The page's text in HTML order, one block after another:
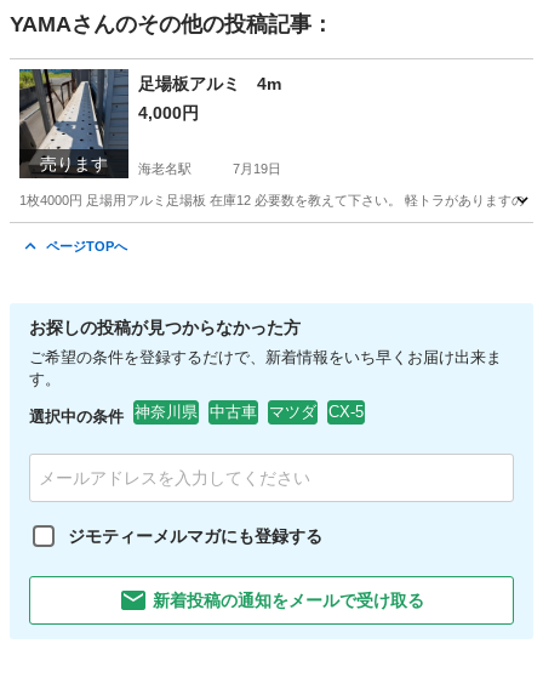
YAMAさんのその他の投稿記事：
売ります
足場板アルミ 4m
4,000円
海老名駅 7月19日
1枚4000円 足場用アルミ足場板 在庫12 必要数を教えて下さい。 軽トラがありますの
ページTOPへ
お探しの投稿が見つからなかった方
ご希望の条件を登録するだけで、新着情報をいち早くお届け出来ま
す。
選択中の条件 神奈川県 中古車 マツダ CX-5
ジモティーメルマガにも登録する
新着投稿の通知をメールで受け取る